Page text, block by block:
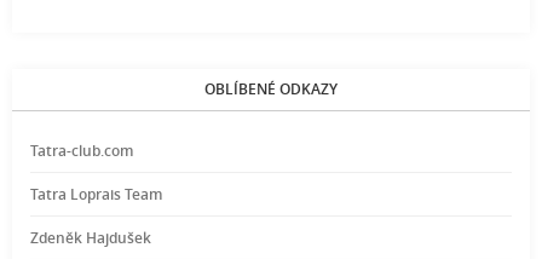
OBLÍBENÉ ODKAZY
Tatra-club.com
Tatra Loprais Team
Zdeněk Hajdušek